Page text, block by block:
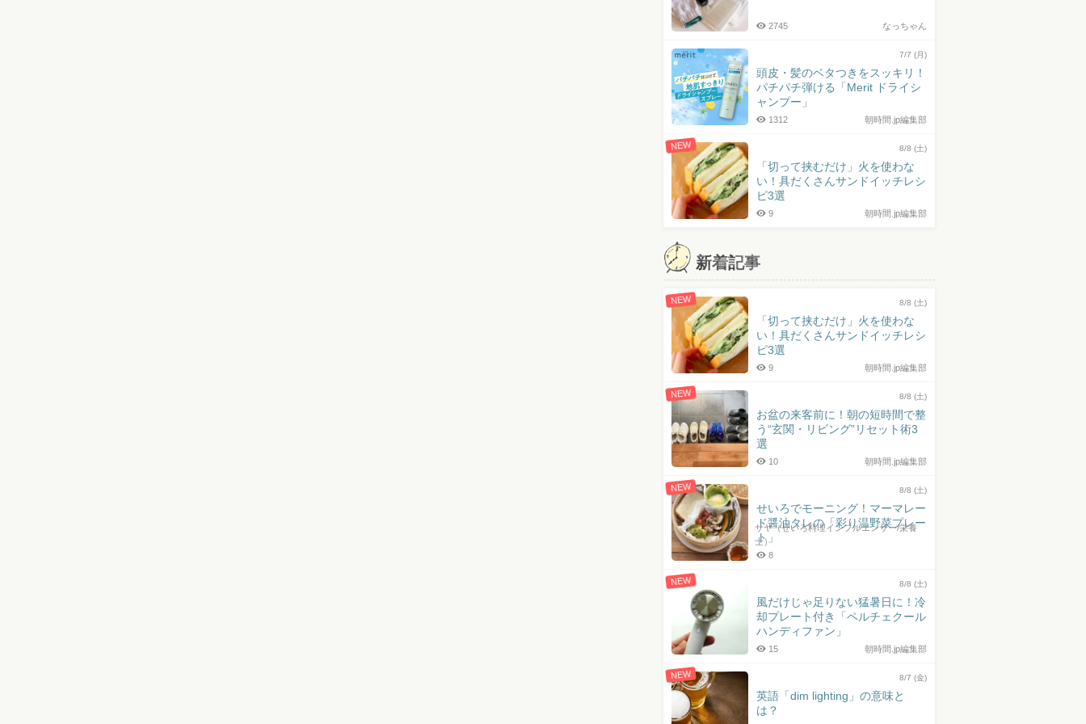
なっちゃん
2745
7/7 (月)
頭皮・髪のベタつきをスッキリ！
パチパチ弾ける「Merit ドライシ
ャンプー」
朝時間.jp編集部
1312
NEW 8/8 (土)
「切って挟むだけ」火を使わな
い！具だくさんサンドイッチレシ
ピ3選
朝時間.jp編集部
9
新着記事
NEW 8/8 (土)
「切って挟むだけ」火を使わな
い！具だくさんサンドイッチレシ
ピ3選
朝時間.jp編集部
9
NEW 8/8 (土)
お盆の来客前に！朝の短時間で整
う“玄関・リビング”リセット術3
選
朝時間.jp編集部
10
NEW 8/8 (土)
せいろでモーニング！マーマレー
ド醤油タレの「彩り温野菜プレー
ト」
サヤ（せいろ料理インフルエンサー/栄養
士）
8
NEW 8/8 (土)
風だけじゃ足りない猛暑日に！冷
却プレート付き「ペルチェクール
ハンディファン」
朝時間.jp編集部
15
NEW 8/7 (金)
英語「dim lighting」の意味と
は？